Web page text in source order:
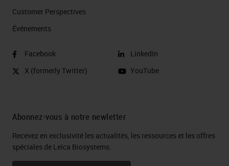
Customer Perspectives​
Événements
Facebook
X (formerly Twitter)
LinkedIn
YouTube
Abonnez-vous à notre newletter
Recevez en exclusivité les actualités, les ressources et les offres
spéciales de Leica Biosystems.